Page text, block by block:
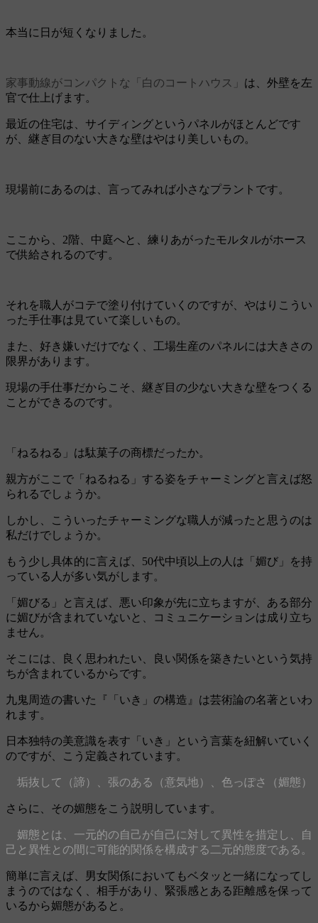
本当に日が短くなりました。
家事動線がコンパクトな「白のコートハウス」 は、外壁を左
官で仕上げます。
最近の住宅は、サイディングというパネルがほとんどです
が、継ぎ目のない大きな壁はやはり美しいもの。
現場前にあるのは、言ってみれば小さなプラントです。
ここから、2階、中庭へと、練りあがったモルタルがホース
で供給されるのです。
それを職人がコテで塗り付けていくのですが、やはりこうい
った手仕事は見ていて楽しいもの。
また、好き嫌いだけでなく、工場生産のパネルには大きさの
限界があります。
現場の手仕事だからこそ、継ぎ目の少ない大きな壁をつくる
ことができるのです。
「ねるねる」は駄菓子の商標だったか。
親方がここで「ねるねる」する姿をチャーミングと言えば怒
られるでしょうか。
しかし、こういったチャーミングな職人が減ったと思うのは
私だけでしょうか。
もう少し具体的に言えば、50代中頃以上の人は「媚び」を持
っている人が多い気がします。
「媚びる」と言えば、悪い印象が先に立ちますが、ある部分
に媚びが含まれていないと、コミュニケーションは成り立ち
ません。
そこには、良く思われたい、良い関係を築きたいという気持
ちが含まれているからです。
九鬼周造の書いた『「いき」の構造』は芸術論の名著といわ
れます。
日本独特の美意識を表す「いき」という言葉を紐解いていく
のですが、こう定義されています。
垢抜して（諦）、張のある（意気地）、色っぽさ（媚態）
さらに、その媚態をこう説明しています。
媚態とは、一元的の自己が自己に対して異性を措定し、自
己と異性との間に可能的関係を構成する二元的態度である。
簡単に言えば、男女関係においてもベタッと一緒になってし
まうのではなく、相手があり、緊張感とある距離感を保って
いるから媚態があると。